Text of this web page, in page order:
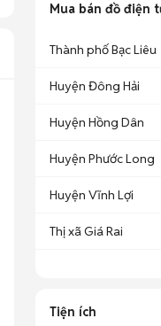
Mua bán đồ điện
Thành phố Bạc Liêu
Huyện Đông Hải
Huyện Hồng Dân
Huyện Phước Long
Huyện Vĩnh Lợi
Thị xã Giá Rai
Tiện ích